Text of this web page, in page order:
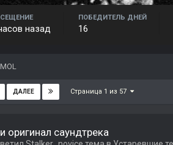
назад
ПОБЕДИТЕЛЬ ДНЕЙ
16
ДАЛЕЕ Страница 1 из 57
оригинал саундтрека